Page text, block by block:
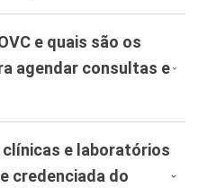
check-up de
seguro de vida ap,
serviços residenciais,
e quais são os
agendar consultas e
um profissional ou
Em seguida, agende sua
e laboratórios
credenciada do